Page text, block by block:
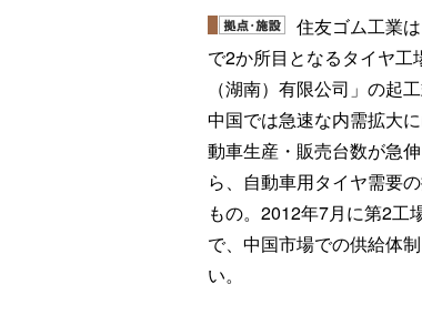
住友ゴム工業
で2か所目となるタイヤ工
（湖南）有限公司」の起
中国では急速な内需拡大
動車生産・販売台数が急
ら、自動車用タイヤ需要
もの。2012年7月に第2工
で、中国市場での供給体
い。